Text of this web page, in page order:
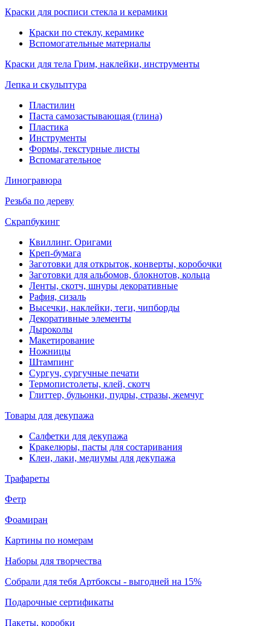
Краски для росписи стекла и керамики
Краски по стеклу, керамике
Вспомогательные материалы
Краски для тела Грим, наклейки, инструменты
Лепка и скульптура
Пластилин
Паста самозастывающая (глина)
Пластика
Инструменты
Формы, текстурные листы
Вспомагательное
Линогравюра
Резьба по дереву
Скрапбукинг
Квиллинг. Оригами
Креп-бумага
Заготовки для открыток, конверты, коробочки
Заготовки для альбомов, блокнотов, кольца
Ленты, скотч, шнуры декоративные
Рафия, сизаль
Высечки, наклейки, теги, чипборды
Декоративные элементы
Дыроколы
Макетирование
Ножницы
Штампинг
Сургуч, сургучные печати
Термопистолеты, клей, скотч
Глиттер, бульонки, пудры, стразы, жемчуг
Товары для декупажа
Салфетки для декупажа
Кракелюры, пасты для состаривания
Клеи, лаки, медиумы для декупажа
Трафареты
Фетр
Фоамиран
Картины по номерам
Наборы для творчества
Собрали для тебя Артбоксы - выгодней на 15%
Подарочные сертификаты
Пакеты, коробки